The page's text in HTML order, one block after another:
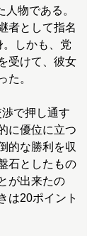
物である。
者として指名
。しかも、党
受けて、彼女
た。
で押し通す
に優位に立つ
的な勝利を収
石としたもの
が出来たの
は20ポイント